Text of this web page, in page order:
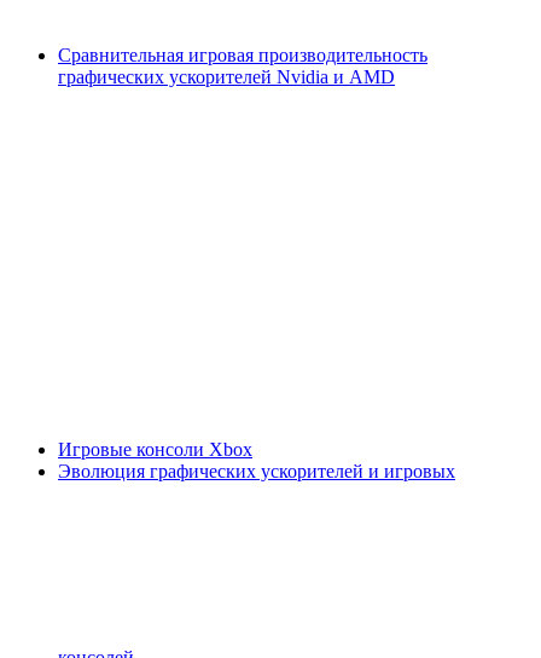
Сравнительная игровая производительность
графических ускорителей Nvidia и AMD
Игровые консоли Xbox
Эволюция графических ускорителей и игровых